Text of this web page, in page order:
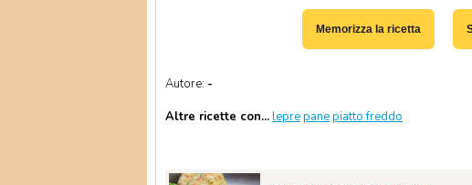
Memorizza la ricetta
Autore: -
Altre ricette con...leprepanepiatto freddo